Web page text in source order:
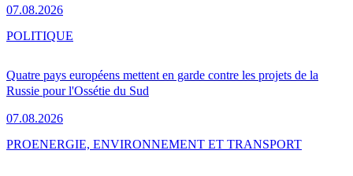
07.08.2026
Quatre pays européens mettent en garde contre les projets de la
Russie pour l'Ossétie du Sud
07.08.2026
POLITIQUE
PROENERGIE, ENVIRONNEMENT ET TRANSPORT